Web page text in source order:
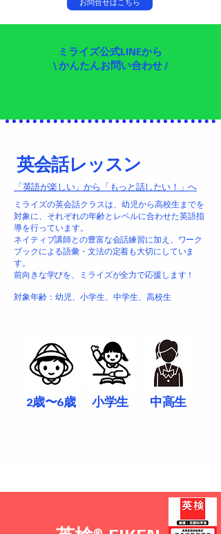
ミライズ公式LINEから
\ かんたんお問い合わせ /
​英会話レッスン
「英語が楽しい」から「もっと話したい！」へ
ミライズの英会話クラスは、幼児から高校生までを
対象に、それぞれの年齢とレベルに合わせた英語指
導を行っています。
ネイティブ講師との豊富な会話練習に加え、ワーク
ブックによる語彙・文法の定着も大切にしていま
す。
前向きな学びを、ミライズが全力で応援します！
対象年齢：幼児、小学生、中学生、高校生
2歳〜6歳 小学生 中高生